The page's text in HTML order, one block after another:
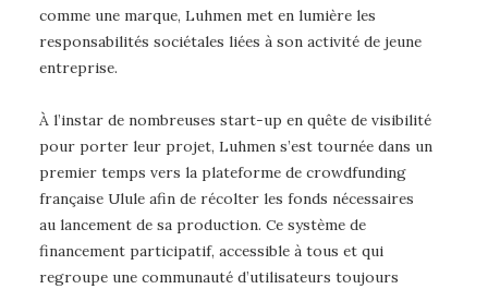
comme une marque, Luhmen met en lumière les
responsabilités sociétales liées à son activité de jeune
entreprise.
À l’instar de nombreuses start-up en quête de visibilité
pour porter leur projet, Luhmen s’est tournée dans un
premier temps vers la plateforme de crowdfunding
française Ulule afin de récolter les fonds nécessaires
au lancement de sa production. Ce système de
financement participatif, accessible à tous et qui
regroupe une communauté d’utilisateurs toujours